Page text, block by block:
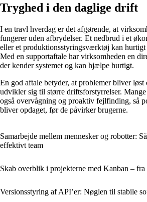
Tryghed i den daglige drift
I en travl hverdag er det afgørende, at
fungerer uden afbrydelser. Et nedbrud i et
eller et produktionsstyringsværktøj kan hurtigt
Med en supportaftale har virksomheden en
der kender systemet og kan hjælpe hurtigt.
En god aftale betyder, at problemer bliver
udvikler sig til større driftsforstyrrelser.
også overvågning og proaktiv fejlfinding, så
bliver opdaget, før de påvirker brugerne.
Samarbejde mellem mennesker og robotter:
effektivt team
Skab overblik i projekterne med Kanban –
Versionsstyring af API’er: Nøglen til stabile